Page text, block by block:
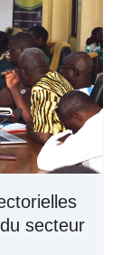
secteur